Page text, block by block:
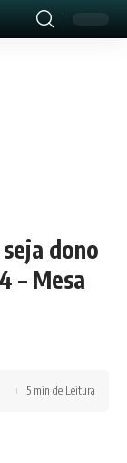
dono
– Mesa
5 min de Leitura